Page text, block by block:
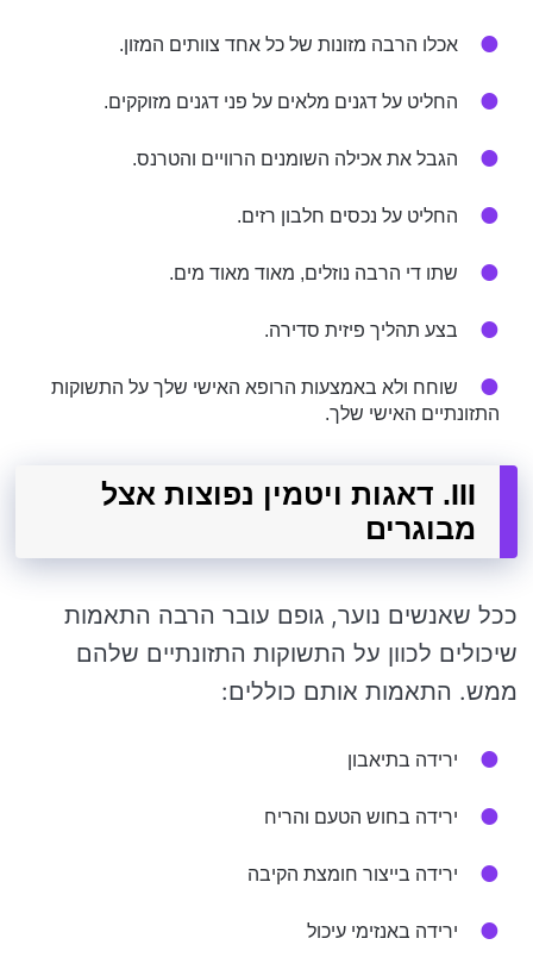
אכלו הרבה מזונות של כל אחד צוותים המזון.
החליט על דגנים מלאים על פני דגנים מזוקקים.
הגבל את אכילה השומנים הרוויים והטרנס.
החליט על נכסים חלבון רזים.
שתו די הרבה נוזלים, מאוד מאוד מים.
בצע תהליך פיזית סדירה.
שוחח ולא באמצעות הרופא האישי שלך על התשוקות
התזונתיים האישי שלך.
III. דאגות ויטמין נפוצות אצל
מבוגרים
ככל שאנשים נוער, גופם עובר הרבה התאמות
שיכולים לכוון על התשוקות התזונתיים שלהם
ממש. התאמות אותם כוללים:
ירידה בתיאבון
ירידה בחוש הטעם והריח
ירידה בייצור חומצת הקיבה
ירידה באנזימי עיכול